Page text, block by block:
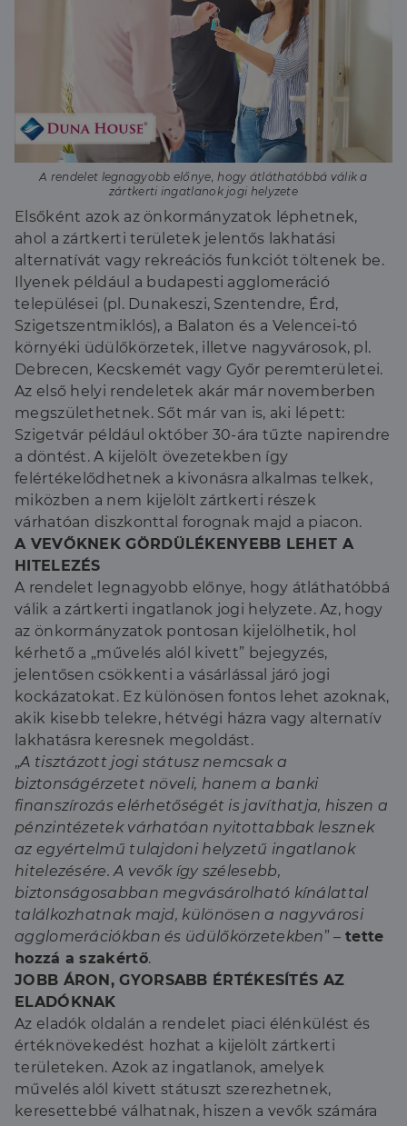
A rendelet legnagyobb előnye, hogy átláthatóbbá válik a
zártkerti ingatlanok jogi helyzete
Elsőként azok az önkormányzatok léphetnek,
ahol a zártkerti területek jelentős lakhatási
alternatívát vagy rekreációs funkciót töltenek be.
Ilyenek például a budapesti agglomeráció
települései (pl. Dunakeszi, Szentendre, Érd,
Szigetszentmiklós), a Balaton és a Velencei-tó
környéki üdülőkörzetek, illetve nagyvárosok, pl.
Debrecen, Kecskemét vagy Győr peremterületei.
Az első helyi rendeletek akár már novemberben
megszülethetnek. Sőt már van is, aki lépett:
Szigetvár például október 30-ára tűzte napirendre
a döntést. A kijelölt övezetekben így
felértékelődhetnek a kivonásra alkalmas telkek,
miközben a nem kijelölt zártkerti részek
várhatóan diszkonttal forognak majd a piacon.
A VEVŐKNEK GÖRDÜLÉKENYEBB LEHET A
HITELEZÉS
A rendelet legnagyobb előnye, hogy átláthatóbbá
válik a zártkerti ingatlanok jogi helyzete. Az, hogy
az önkormányzatok pontosan kijelölhetik, hol
kérhető a „művelés alól kivett” bejegyzés,
jelentősen csökkenti a vásárlással járó jogi
kockázatokat. Ez különösen fontos lehet azoknak,
akik kisebb telekre, hétvégi házra vagy alternatív
lakhatásra keresnek megoldást.
„A tisztázott jogi státusz nemcsak a
biztonságérzetet növeli, hanem a banki
finanszírozás elérhetőségét is javíthatja, hiszen a
pénzintézetek várhatóan nyitottabbak lesznek
az egyértelmű tulajdoni helyzetű ingatlanok
hitelezésére. A vevők így szélesebb,
biztonságosabban megvásárolható kínálattal
találkozhatnak majd, különösen a nagyvárosi
agglomerációkban és üdülőkörzetekben” –tette
hozzá a szakértő.
JOBB ÁRON, GYORSABB ÉRTÉKESÍTÉS AZ
ELADÓKNAK
Az eladók oldalán a rendelet piaci élénkülést és
értéknövekedést hozhat a kijelölt zártkerti
területeken. Azok az ingatlanok, amelyek
művelés alól kivett státuszt szerezhetnek,
keresettebbé válhatnak, hiszen a vevők számára